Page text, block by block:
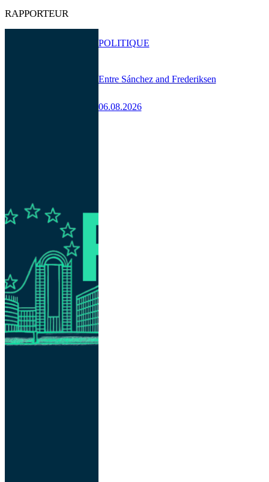
RAPPORTEUR
Entre Sánchez and Frederiksen
06.08.2026
POLITIQUE